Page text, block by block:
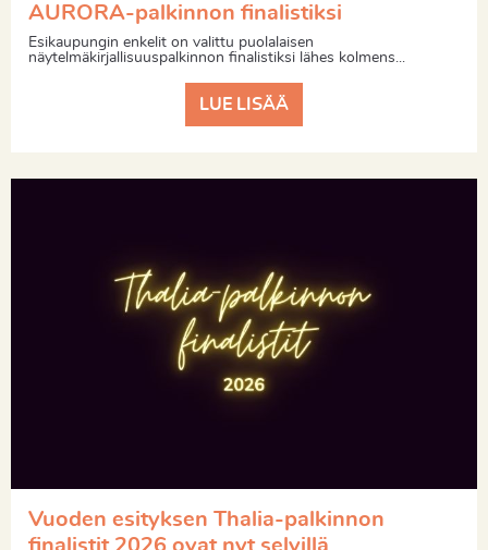
AURORA-palkinnon finalistiksi
Esikaupungin enkelit on valittu puolalaisen
näytelmäkirjallisuuspalkinnon finalistiksi lähes kolmens...
LUE LISÄÄ
Vuoden esityksen Thalia-palkinnon